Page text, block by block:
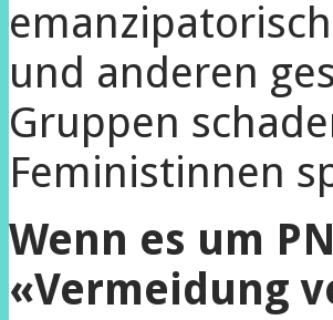
und anderen
Gruppen
Feministinnen
Wenn es um
«Vermeidung